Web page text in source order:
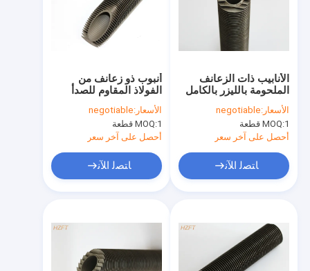
منتجات
معلومات عنا
أنبوب ذو زعانف من
الفولاذ المقاوم للصدأ
للظروف المسببة للتآكل
الأسعار:negotiable
MOQ:1 قطعة
أحصل على آخر سعر
ﺎﺘﺼﻟ ﺍﻶﻧ
الأنابيب ذات الزعانف
الملحومة بالليزر بالكامل
لاستعادة الحرارة
المفقودة في غلايات
التكثيف
الأسعار:negotiable
MOQ:1 قطعة
أحصل على آخر سعر
ﺎﺘﺼﻟ ﺍﻶﻧ